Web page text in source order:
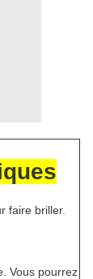
faire briller.
Vous pourrez